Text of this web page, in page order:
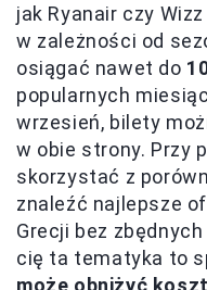
jak Ryanair czy
w zależności od
osiągać nawet do
popularnych
wrzesień, bilety
w obie strony. Przy
skorzystać z
znaleźć najlepsze
Grecji bez
cię ta tematyka to
może obniżyć